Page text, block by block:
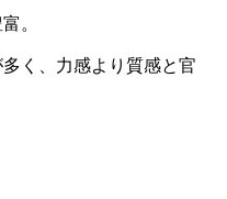
。
く、力感より質感と官